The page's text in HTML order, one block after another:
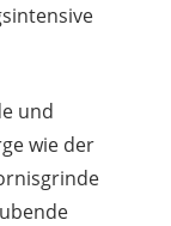
und
wie der